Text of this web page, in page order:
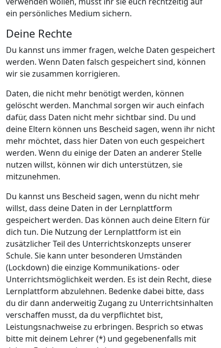
ein persönliches Medium sichern.
Deine Rechte
Du kannst uns immer fragen, welche Daten gespeichert
werden. Wenn Daten falsch gespeichert sind, können
wir sie zusammen korrigieren.
Daten, die nicht mehr benötigt werden, können
gelöscht werden. Manchmal sorgen wir auch einfach
dafür, dass Daten nicht mehr sichtbar sind. Du und
deine Eltern können uns Bescheid sagen, wenn ihr nicht
mehr möchtet, dass hier Daten von euch gespeichert
werden. Wenn du einige der Daten an anderer Stelle
nutzen willst, können wir dich unterstützen, sie
mitzunehmen.
Du kannst uns Bescheid sagen, wenn du nicht mehr
willst, dass deine Daten in der Lernplattform
gespeichert werden. Das können auch deine Eltern für
dich tun. Die Nutzung der Lernplattform ist ein
zusätzlicher Teil des Unterrichtskonzepts unserer
Schule. Sie kann unter besonderen Umständen
(Lockdown) die einzige Kommunikations- oder
Unterrichtsmöglichkeit werden. Es ist dein Recht, diese
Lernplattform abzulehnen. Bedenke dabei bitte, dass
du dir dann anderweitig Zugang zu Unterrichtsinhalten
verschaffen musst, da du verpflichtet bist,
Leistungsnachweise zu erbringen. Besprich so etwas
bitte mit deinem Lehrer (*) und gegebenenfalls mit